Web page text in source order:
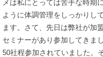
メは私にとっては苦手な時期
ように体調管理をしっかりし
ます。さて、先日は弊社が加
セミナーがあり参加してきま
50社程参加されていました。